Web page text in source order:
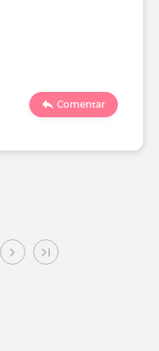
Comentar